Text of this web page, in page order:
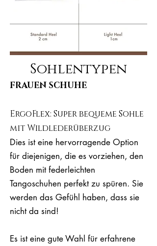
Sohlentypen
FRAUEN SCHUHE
ErgoFlex: Super bequeme Sohle
mit Wildlederüberzug
Dies ist eine hervorragende Option
für diejenigen, die es vorziehen, den
Boden mit federleichten
Tangoschuhen perfekt zu spüren. Sie
werden das Gefühl haben, dass sie
nicht da sind!
Es ist eine gute Wahl für erfahrene